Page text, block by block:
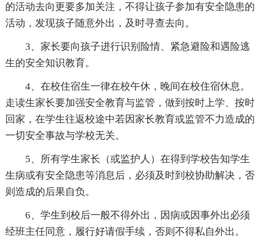
的活动去向更要多加关注，不得让孩子参加有安全隐患的
活动，发现孩子随意外出，及时寻查去向。
3、家长要向孩子进行识别险情、紧急避险和遇险逃
生的安全知识教育。
4、在校住宿生一律在校午休，晚间在校住宿休息。
走读生家长要加强安全教育与监管，做到按时上学、按时
回家，在学生往返校途中若因家长教育或监管不力造成的
一切安全事故与学校无关。
5、所有学生家长（或监护人）在得到学校告知学生
生病或有安全隐患等消息后，必须及时到校协助解决，否
则造成的后果自负。
6、学生到校后一般不得外出，因病或因事外出必须
经班主任同意，履行好请假手续，否则不得私自外出。